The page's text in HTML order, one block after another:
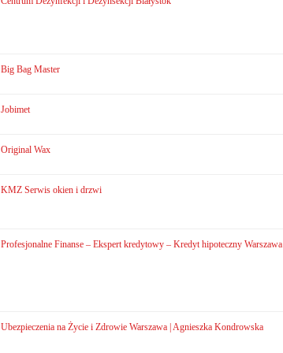
Big Bag Master
Jobimet
Original Wax
KMZ Serwis okien i drzwi
Profesjonalne Finanse – Ekspert kredytowy – Kredyt hipoteczny Warszawa
Ubezpieczenia na Życie i Zdrowie Warszawa | Agnieszka Kondrowska